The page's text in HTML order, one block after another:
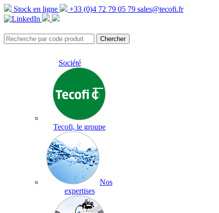
Stock en ligne +33 (0)4 72 79 05 79 sales@tecofi.fr
Société
Tecofi, le groupe
Nos
expertises